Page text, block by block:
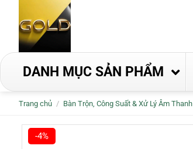
dung
DANH MỤC SẢN PHẨM
Trang chủ / Bàn Trộn, Công Suất & Xử Lý Âm Thanh
-4%